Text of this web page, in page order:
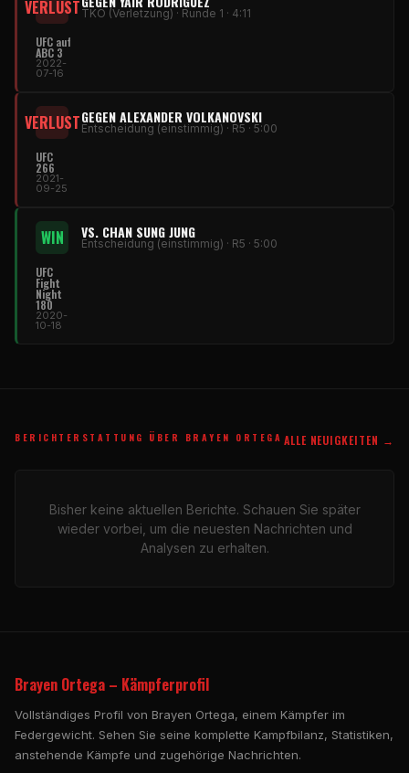
VERLUST TKO (Verletzung) · Runde 1 · 4:11
UFC auf
ABC 3
2022-
07-16
VERLUSTGEGEN ALEXANDER VOLKANOVSKI
Entscheidung (einstimmig) · R5 · 5:00
UFC
266
2021-
09-25
WIN VS. CHAN SUNG JUNG
Entscheidung (einstimmig) · R5 · 5:00
UFC
Fight
Night
180
2020-
10-18
BERICHTERSTATTUNG ÜBER BRAYEN ORTEGA ALLE NEUIGKEITEN →
Bisher keine aktuellen Berichte. Schauen Sie später
wieder vorbei, um die neuesten Nachrichten und
Analysen zu erhalten.
Brayen Ortega – Kämpferprofil
Vollständiges Profil von Brayen Ortega, einem Kämpfer im
Federgewicht. Sehen Sie seine komplette Kampfbilanz, Statistiken,
anstehende Kämpfe und zugehörige Nachrichten.